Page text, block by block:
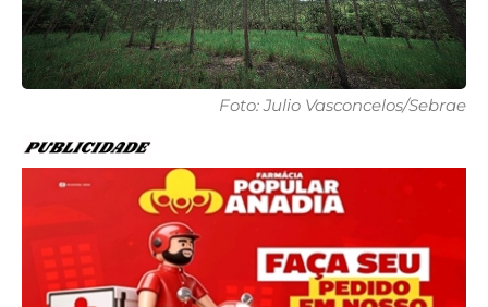
Foto: Julio Vasconcelos/Sebrae